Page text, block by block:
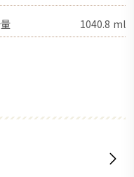
1040.8 ml